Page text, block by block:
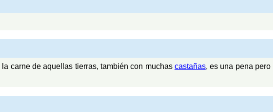
carne de aquellas tierras, también con muchas castañas, es una pena pero